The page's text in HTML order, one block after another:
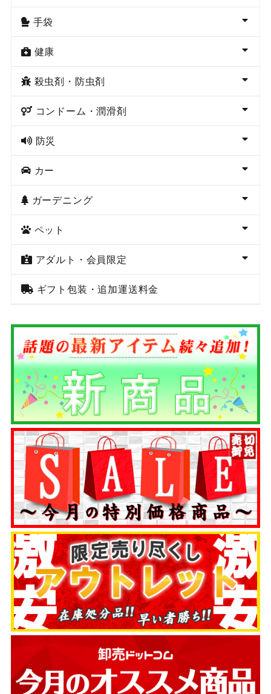
手袋
健康
殺虫剤・防虫剤
コンドーム・潤滑剤
防災
カー
ガーデニング
ペット
アダルト・会員限定
ギフト包装・追加運送料金